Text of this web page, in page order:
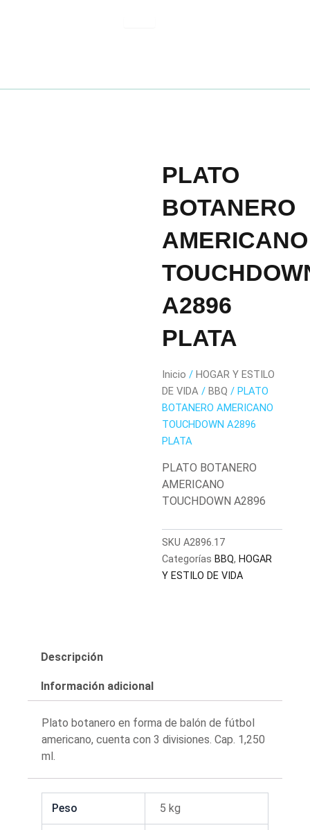
PLATO
BOTANERO
AMERICANO
A2896
PLATA
Inicio / HOGAR Y ESTILO
DE VIDA / BBQ / PLATO
BOTANERO AMERICANO
TOUCHDOWN A2896
PLATA
PLATO BOTANERO
AMERICANO
TOUCHDOWN A2896
SKU A2896.17
Categorías BBQ, HOGAR
Y ESTILO DE VIDA
Descripción
Información adicional
Plato botanero en forma de balón de fútbol
americano, cuenta con 3 divisiones. Cap. 1,250
ml.
Peso 5 kg